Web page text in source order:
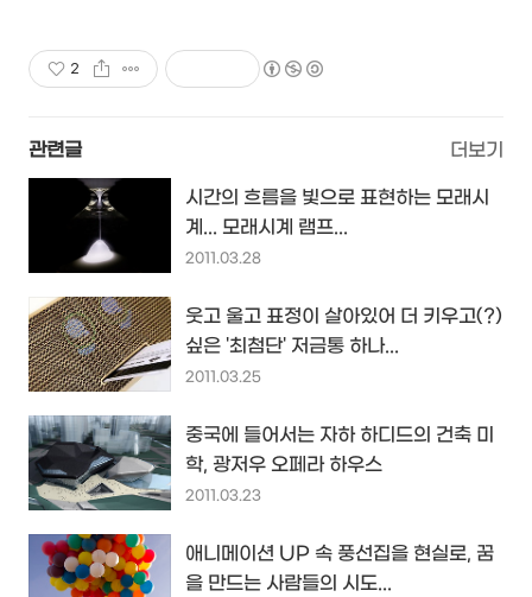
2
관련글 더보기
시간의 흐름을 빛으로 표현하는 모래시
계... 모래시계 램프...
2011.03.28
웃고 울고 표정이 살아있어 더 키우고(?)
싶은 '최첨단' 저금통 하나...
2011.03.25
중국에 들어서는 자하 하디드의 건축 미
학, 광저우 오페라 하우스
2011.03.23
애니메이션 UP 속 풍선집을 현실로, 꿈
을 만드는 사람들의 시도...